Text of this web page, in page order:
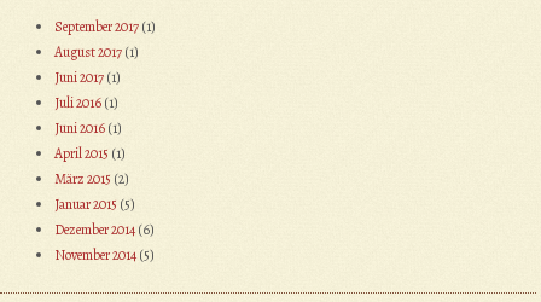
September 2017(1)
August 2017(1)
Juni 2017(1)
Juli 2016(1)
Juni 2016(1)
April 2015 (1)
März 2015 (2)
Januar 2015 (5)
Dezember 2014(6)
November 2014(5)